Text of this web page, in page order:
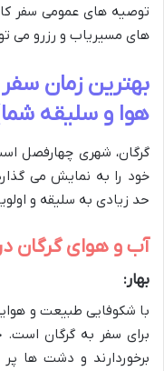
توصیه های عمومی سفر
های مسیریاب و رزرو می
بهترین زمان
هوا و سلیقه
گرگان، شهری چهارفصل
خود را به نمایش می
حد زیادی به سلیقه و
آب و هوای گرگان
بهار:
با شکوفایی طبیعت و
برای سفر به گرگان
برخوردارند و دشت ها